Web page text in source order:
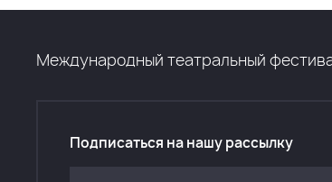
Международный театральный
Подписаться на нашу рассылку